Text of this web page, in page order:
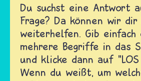
Du suchst eine Antwort
Frage? Da können wir dir
weiterhelfen. Gib
mehrere Begriffe in das
und klicke dann auf "LOS
Wenn du weißt, um